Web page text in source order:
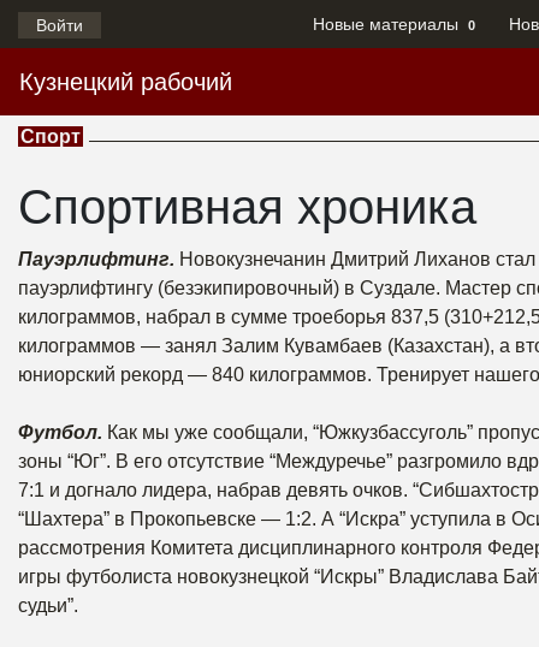
Войти Новые материалы 0
Кузнецкий рабочий
Спорт
Спортивная хроника
Пауэрлифтинг. Новокузнечанин Дмитрий Лиханов
пауэрлифтингу (безэкипировочный) в Суздале. Мастер
килограммов, набрал в сумме троеборья 837,5
килограммов — занял Залим Кувамбаев (Казахстан), а
юниорский рекорд — 840 килограммов. Тренирует
Футбол. Как мы уже сообщали, “Южкузбассуголь”
зоны “Юг”. В его отсутствие “Междуречье” разгромило
7:1 и догнало лидера, набрав девять очков.
“Шахтера” в Прокопьевске — 1:2. А “Искра” уступила в
рассмотрения Комитета дисциплинарного контроля
игры футболиста новокузнецкой “Искры” Владислава
судьи”.